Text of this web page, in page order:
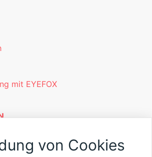
mit EYEFOX
– Ihre Möglichkeitenvon Cookies